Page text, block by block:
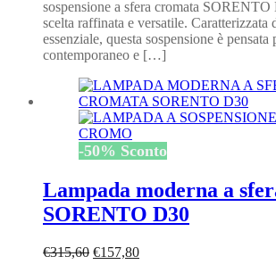
€297,60.€148,80.
sospensione a sfera cromata SORENTO
scelta raffinata e versatile. Caratterizzata
essenziale, questa sospensione è
contemporaneo e […]
-50% Sconto
Lampada moderna a
SORENTO D30
€315,60 Il
€157,80Il